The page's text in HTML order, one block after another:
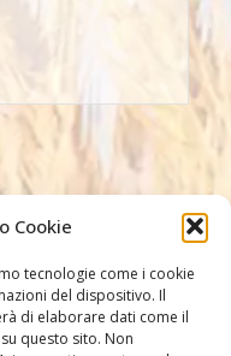
Cookie
tecnologie come i cookie
del dispositivo. Il
di elaborare dati come il
questo sito. Non